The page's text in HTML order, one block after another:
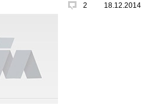
2 18.12.2014